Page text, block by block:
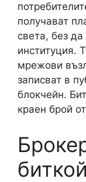
получават
света, без
институция.
мрежови
записват в
блокчейн.
краен брой